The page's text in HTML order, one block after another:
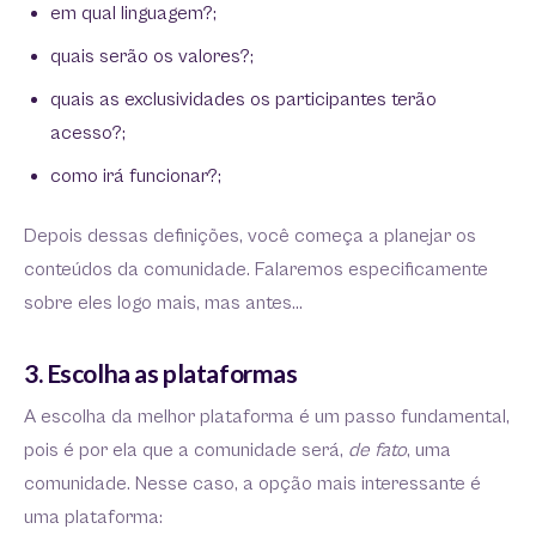
em qual linguagem?;
quais serão os valores?;
quais as exclusividades os participantes terão
acesso?;
como irá funcionar?;
Depois dessas definições, você começa a planejar os
conteúdos da comunidade. Falaremos especificamente
sobre eles logo mais, mas antes…
3. Escolha as plataformas
A escolha da melhor plataforma é um passo fundamental,
pois é por ela que a comunidade será, de fato, uma
comunidade. Nesse caso, a opção mais interessante é
uma plataforma: